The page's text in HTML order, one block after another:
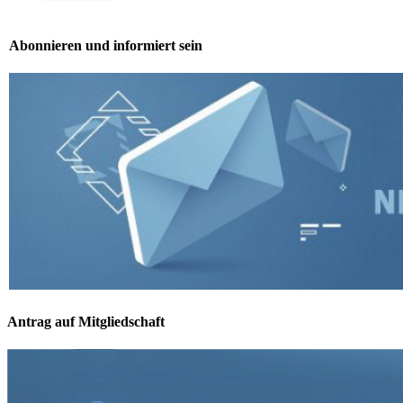
Abonnieren und informiert sein
Antrag auf Mitgliedschaft